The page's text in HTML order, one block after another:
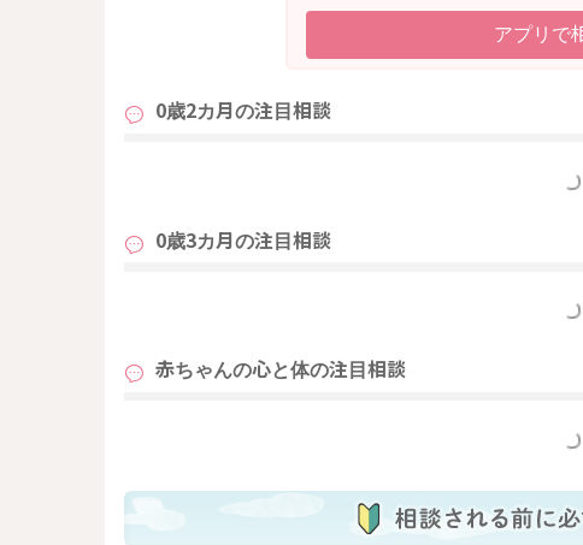
アプリで
0歳2カ月の注目相談
もっと
0歳3カ月の注目相談
もっと
赤ちゃんの心と体の注目相談
もっと